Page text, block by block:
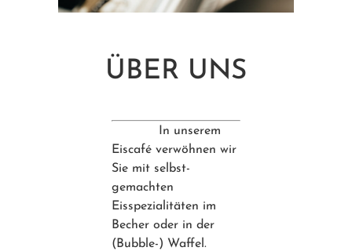
ÜBER UNS
In unserem
Eiscafé verwöhnen wir
Sie mit selbst-
gemachten
Eisspezialitäten im
Becher oder in der
(Bubble-) Waffel.